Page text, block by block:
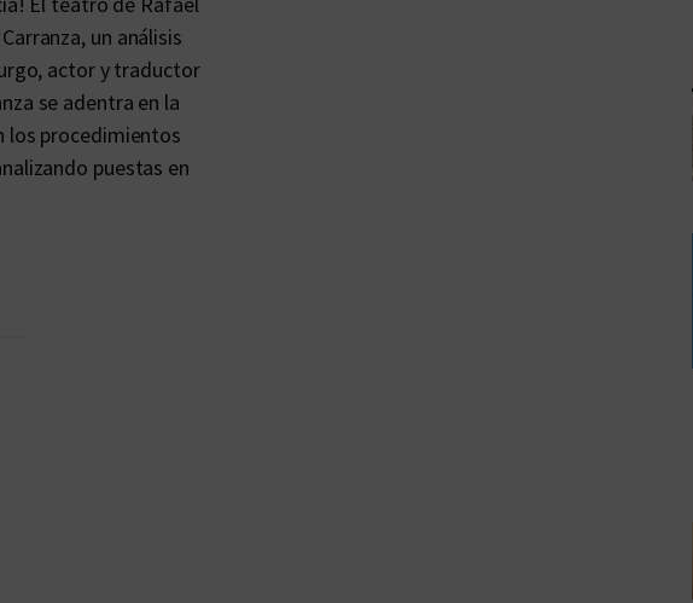
un análisis
actor y traductor
se adentra en la
los procedimientos
puestas en